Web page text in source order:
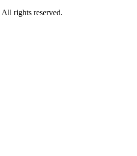
All rights reserved.